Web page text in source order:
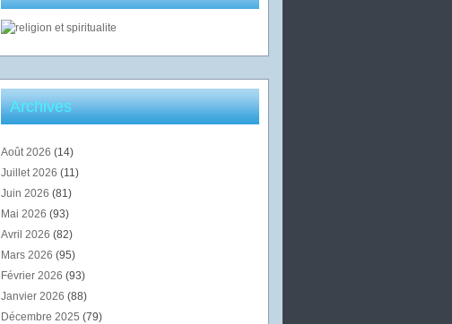
Archives
Août 2026 (14)
Juillet 2026 (11)
Juin 2026 (81)
Mai 2026 (93)
Avril 2026 (82)
Mars 2026 (95)
Février 2026 (93)
Janvier 2026 (88)
Décembre 2025 (79)